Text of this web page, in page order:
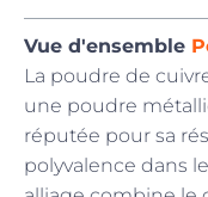
Vue d'ensemble
La poudre de
une poudre
réputée pour sa
polyvalence dans